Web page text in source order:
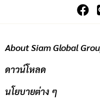
About Siam Global
ดาวน์โหลด
นโยบายต่าง ๆ